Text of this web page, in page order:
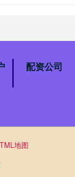
配资公司
地图